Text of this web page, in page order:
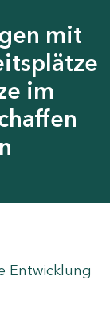
mit
im
Entwicklung